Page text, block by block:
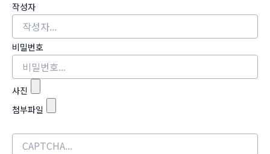
작성자
비밀번호
사진
첨부파일